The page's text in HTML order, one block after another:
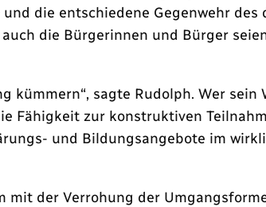
die entschiedene Gegenwehr des
die Bürgerinnen und Bürger
sagte Rudolph. Wer sein
Fähigkeit zur konstruktiven
und Bildungsangebote im
der Verrohung der